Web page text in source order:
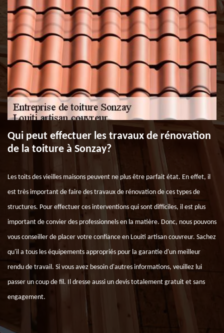
Qui peut effectuer les travaux de rénovation
de la toiture à Sonzay?
Les toits des vieilles maisons peuvent ne plus être parfait état. En effet, il
est très important de faire des travaux de rénovation de ces types de
structures. Pour effectuer ces interventions qui sont difficiles, il est plus
important de convier des professionnels en la matière. Donc, nous pouvons
vous conseiller de placer votre confiance en Louiti artisan couvreur. Sachez
qu'il a tous les équipements appropriés pour la garantie d'un meilleur
rendu de travail. Si vous avez besoin d'autres informations, veuillez lui
passer un coup de fil. Il dresse aussi un devis totalement gratuit et sans
engagement.